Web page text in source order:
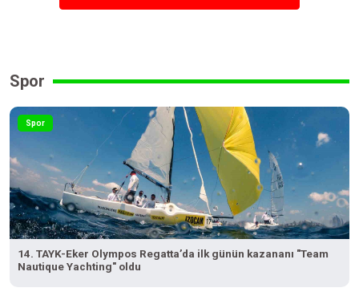
Spor
Spor
14. TAYK-Eker Olympos Regatta’da ilk günün kazananı "Team
Nautique Yachting" oldu